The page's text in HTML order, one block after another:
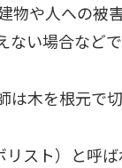
物や人への被
い場合など
木を根元で
スト）と呼